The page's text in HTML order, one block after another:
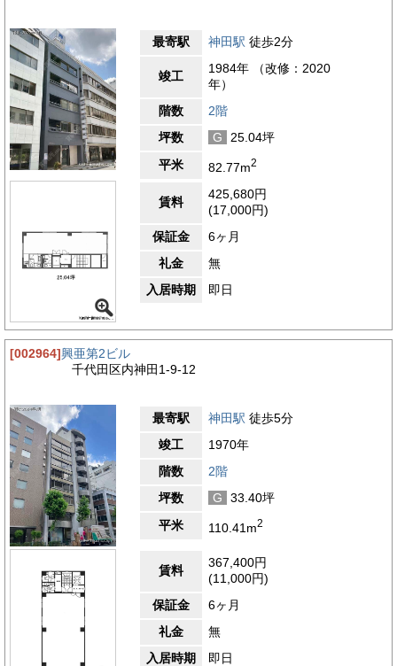
最寄駅 神田駅 徒歩2分
竣工
1984年 （改修：2020
年）
階数
2階
坪数
G
25.04坪
平米
82.77m2
賃料
425,680円
(17,000円)
保証金
6ヶ月
礼金
無
入居時期
即日
[002964]興亜第2ビル
千代田区内神田1-9-12
最寄駅 神田駅 徒歩5分
竣工
1970年
階数
2階
坪数
G
33.40坪
平米
110.41m2
賃料
367,400円
(11,000円)
保証金
6ヶ月
礼金
無
入居時期
即日